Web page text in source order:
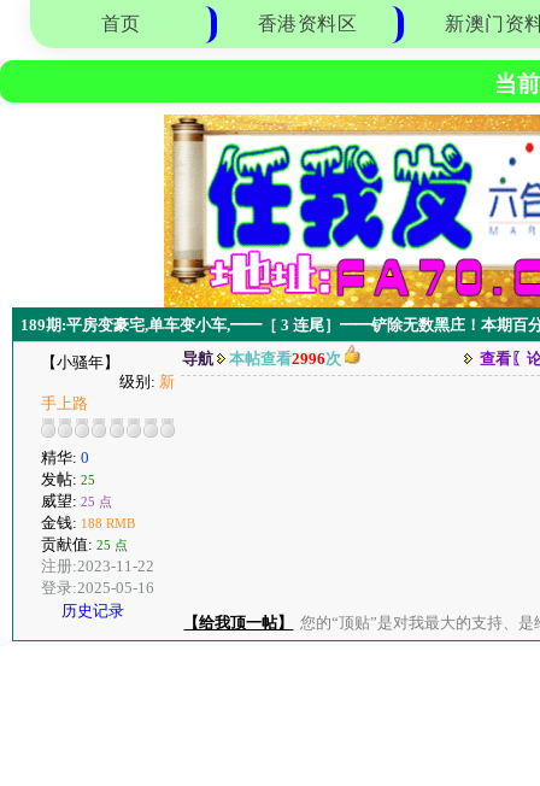
首页 香港资料区 新澳门资
当
189期:平房变豪宅,单车变小车,━━［ 3 连尾］━━铲除无数黑庄！本期百
【小骚年】
级别: 新
手上路
精华: 0
发帖: 25
威望: 25 点
金钱: 188 RMB
贡献值: 25 点
注册:2023-11-22
登录:2025-05-16
历史记录
导航 本帖查看2996次 查看〖
【给我顶一帖】 您的“顶贴”是对我最大的支持、